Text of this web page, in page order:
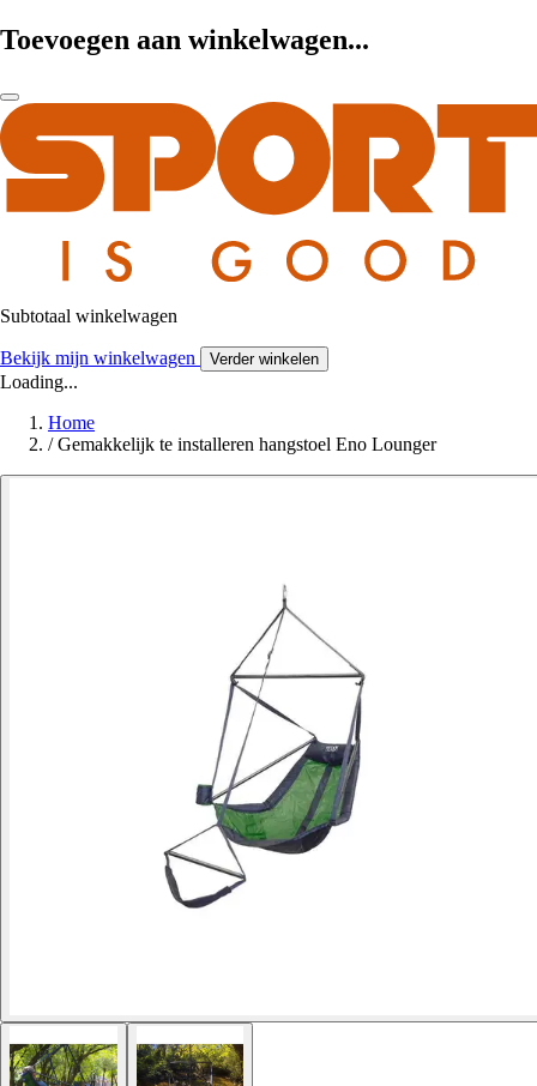
Toevoegen aan winkelwagen...
Subtotaal winkelwagen
Bekijk mijn winkelwagen Verder winkelen
Loading...
Home
/ Gemakkelijk te installeren hangstoel Eno Lounger